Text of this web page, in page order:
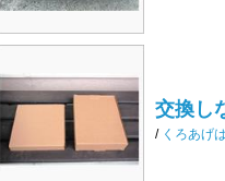
交換し
/ くろあげは